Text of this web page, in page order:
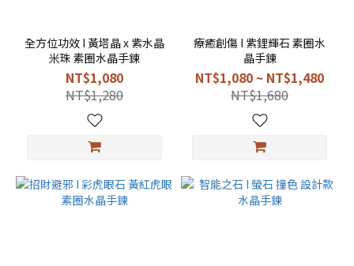
全方位功效 I 黃塔晶 x 紫水晶
米珠 素圈水晶手鍊
NT$1,080
NT$1,280
療癒創傷 I 紫鋰輝石 素圈水
晶手鍊
NT$1,080 ~ NT$1,480
NT$1,680